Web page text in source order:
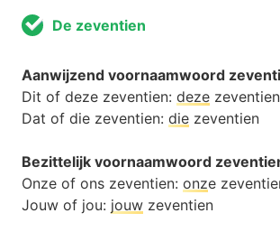
De zeventien
Aanwijzend voornaamwoord
Dit of deze zeventien: deze zeventien
Dat of die zeventien: die zeventien
Bezittelijk voornaamwoord
Onze of ons zeventien: onze
Jouw of jou: jouw zeventien